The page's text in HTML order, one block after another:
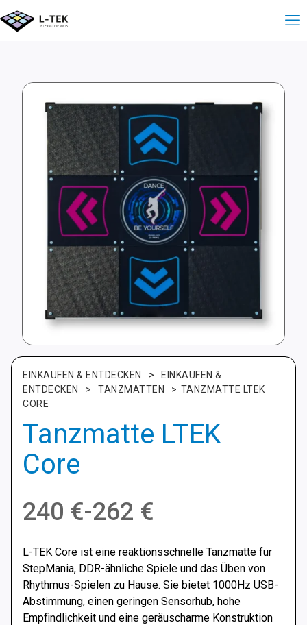
EINKAUFEN & ENTDECKEN >
EINKAUFEN &
ENTDECKEN
> TANZMATTEN > TANZMATTE LTEK
CORE
Tanzmatte LTEK
Core
240 €-262 €
Preisspanne:
240 €
bis
262 €
L-TEK Core ist eine reaktionsschnelle Tanzmatte für
StepMania, DDR-ähnliche Spiele und das Üben von
Rhythmus-Spielen zu Hause. Sie bietet 1000Hz USB-
Abstimmung, einen geringen Sensorhub, hohe
Empfindlichkeit und eine geräuscharme Konstruktion